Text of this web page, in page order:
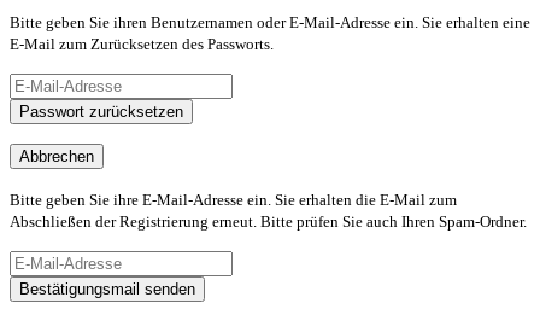
Bitte geben Sie ihren Benutzernamen oder E-Mail-Adresse ein. Sie erhalten eine
E-Mail zum Zurücksetzen des Passworts.
Passwort zurücksetzen
Abbrechen
Bitte geben Sie ihre E-Mail-Adresse ein. Sie erhalten die E-Mail zum
Abschließen der Registrierung erneut. Bitte prüfen Sie auch Ihren Spam-Ordner.
Bestätigungsmail senden